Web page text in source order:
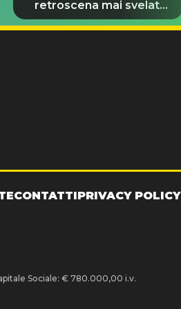
retroscena mai svelati
del matrimonio
CONTATTIPRIVACY POLICY
Sociale: € 780.000,00 i.v.